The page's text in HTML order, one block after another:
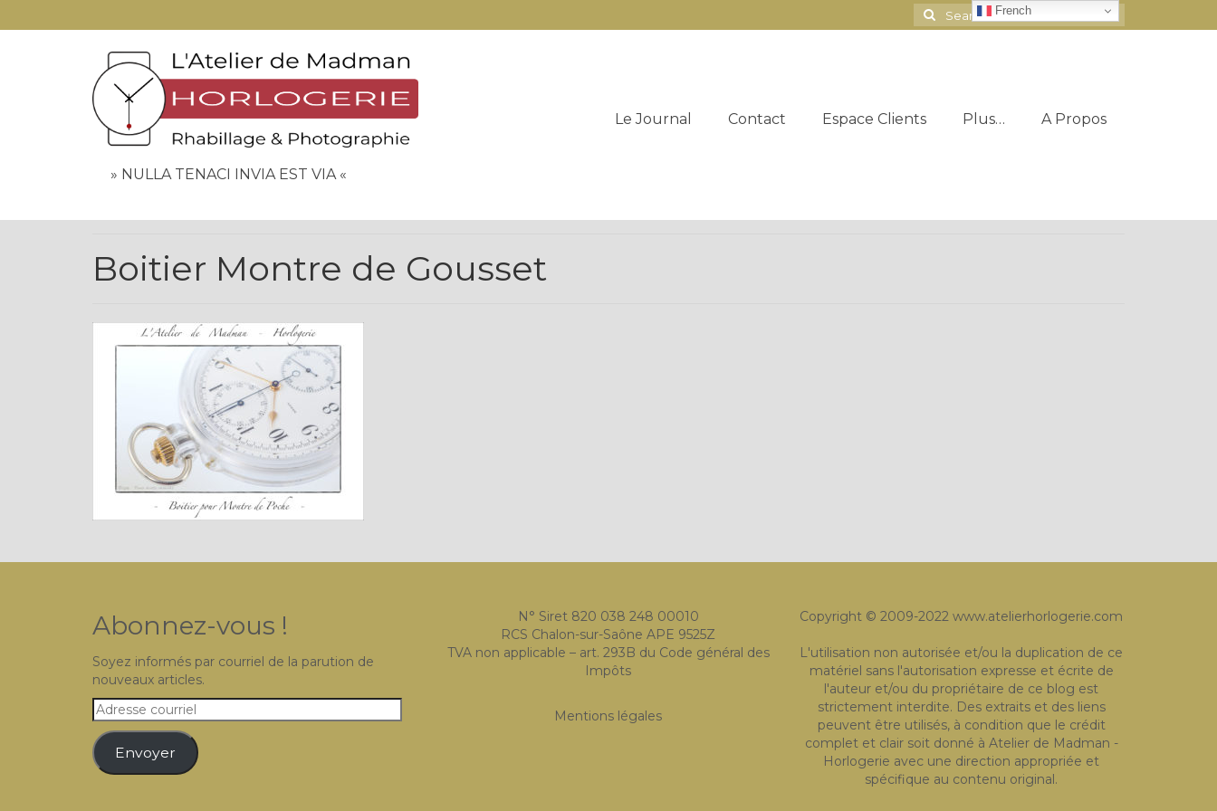
Search
for:
» NULLA TENACI INVIA EST VIA «
Le Journal Contact Espace Clients Plus… A Propos
Boitier Montre de Gousset
Abonnez-vous !
Soyez informés par courriel de la parution de
nouveaux articles.
Adresse
courriel
Envoyer
N° Siret 820 038 248 00010
RCS Chalon-sur-Saône APE 9525Z
TVA non applicable – art. 293B du Code général des
Impôts
Mentions légales
Copyright © 2009-2022 www.atelierhorlogerie.com
L'utilisation non autorisée et/ou la duplication de ce
matériel sans l'autorisation expresse et écrite de
l'auteur et/ou du propriétaire de ce blog est
strictement interdite. Des extraits et des liens
peuvent être utilisés, à condition que le crédit
complet et clair soit donné à Atelier de Madman -
Horlogerie avec une direction appropriée et
spécifique au contenu original.
French